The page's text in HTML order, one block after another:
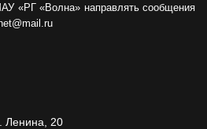
«РГ «Волна» направлять сообщения
Ленина, 20